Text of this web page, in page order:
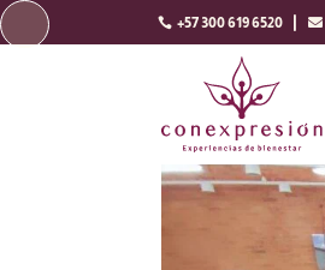
+57 300 619 6520 